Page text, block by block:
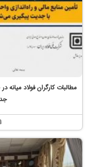
مطالبات کارگران فولاد